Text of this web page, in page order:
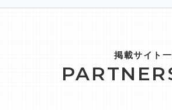
掲載サイト